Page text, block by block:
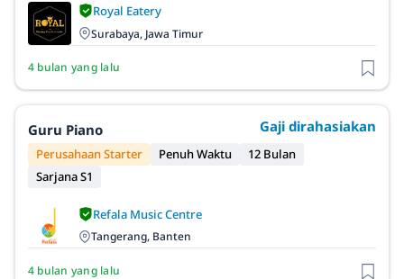
Royal Eatery
Surabaya, Jawa Timur
4 bulan yang lalu
Guru Piano Gaji dirahasiakan
Perusahaan Starter Penuh Waktu
12 Bulan
Sarjana S1
Refala Music Centre
Tangerang, Banten
4 bulan yang lalu